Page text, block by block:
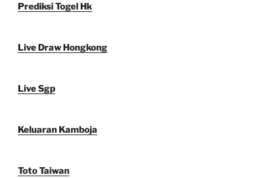
Prediksi Togel Hk
Live Draw Hongkong
Live Sgp
Keluaran Kamboja
Toto Taiwan